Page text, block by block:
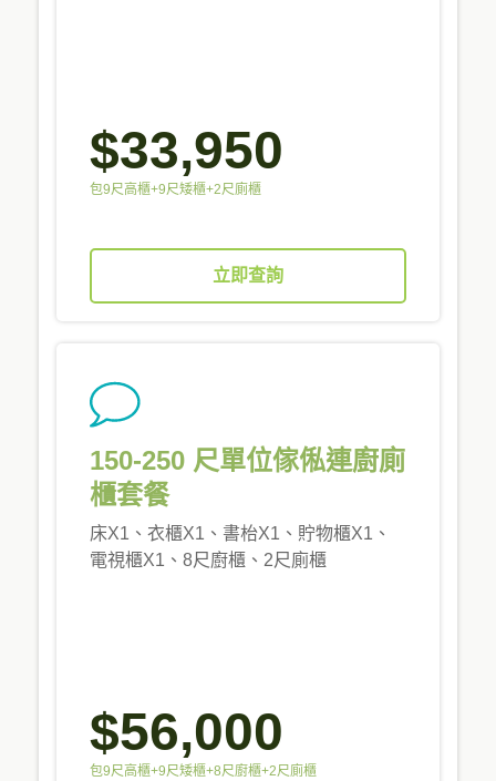
$33,950
包9尺高櫃+9尺矮櫃+2尺廁櫃
立即查詢
150-250 尺單位傢俬連廚廁
櫃套餐
床X1、衣櫃X1、書枱X1、貯物櫃X1、
電視櫃X1、8尺廚櫃、2尺廁櫃
$56,000
包9尺高櫃+9尺矮櫃+8尺廚櫃+2尺廁櫃